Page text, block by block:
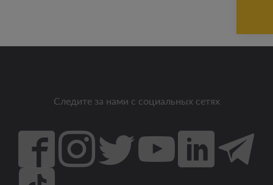
Следите за нами с социальных сетях